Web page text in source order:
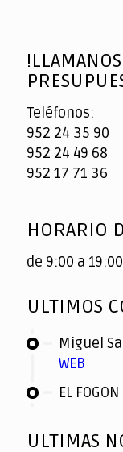
Teléfonos:
952 24 35 90
952 24 49 68
952 17 71 36
HORARIO
de 9:00 a
ULTIMOS
Miguel
WEB
EL FOGON
ULTIMAS